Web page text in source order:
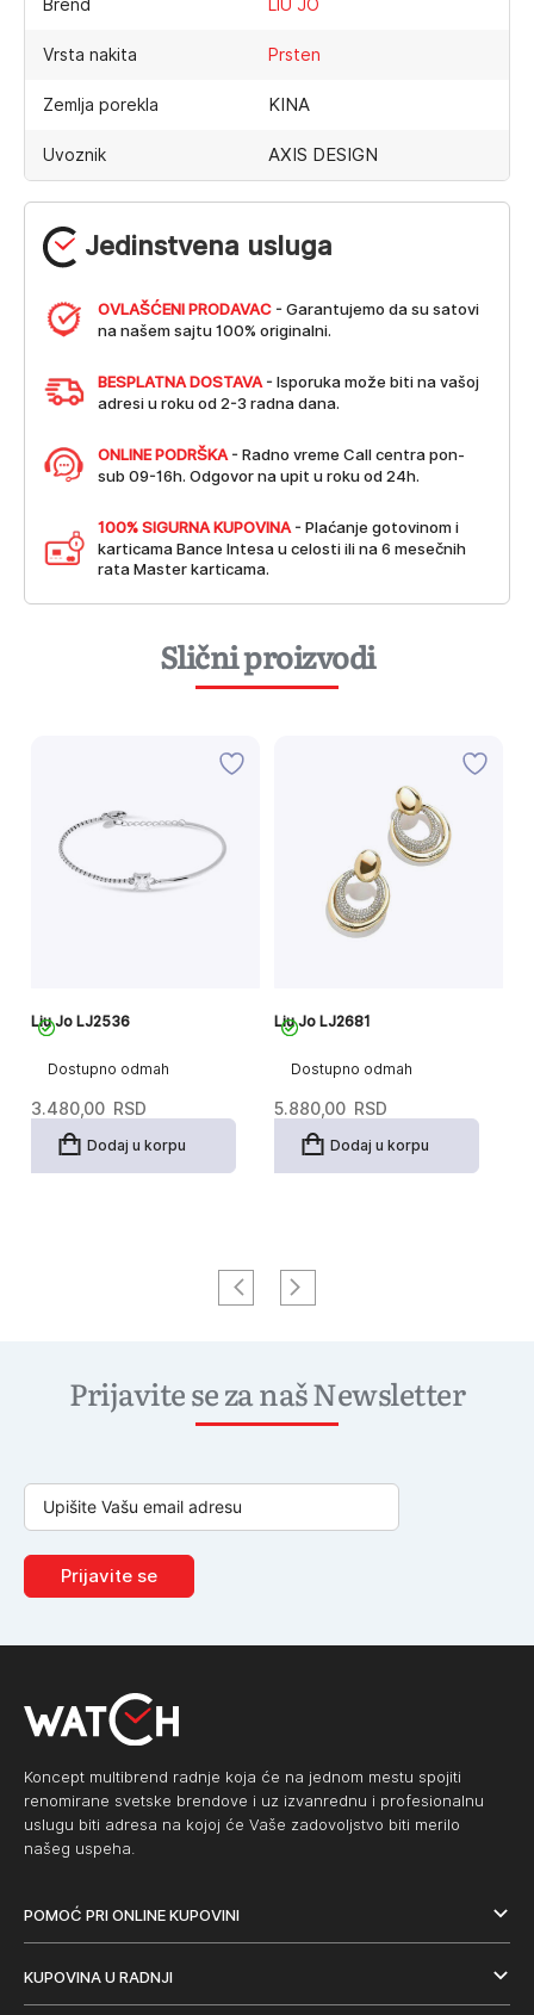
Jedinstvena usluga
OVLAŠĆENI PRODAVAC - Garantujemo da su satovi
na našem sajtu 100% originalni.
BESPLATNA DOSTAVA - Isporuka može biti na vašoj
adresi u roku od 2-3 radna dana.
ONLINE PODRŠKA - Radno vreme Call centra pon-
sub 09-16h. Odgovor na upit u roku od 24h.
100% SIGURNA KUPOVINA - Plaćanje gotovinom i
karticama Bance Intesa u celosti ili na 6 mesečnih
rata Master karticama.
Brend LIU JO
Vrsta nakita Prsten
Zemlja porekla KINA
Uvoznik AXIS DESIGN
Slični proizvodi
Dostupno odmah
Liu Jo LJ2536
3.480,00 RSD
Dodaj u korpu
Dostupno odmah
Liu Jo LJ2681
5.880,00 RSD
Dodaj u korpu
Prijavite se za naš Newsletter
Prijavite se
Koncept multibrend radnje koja će na jednom mestu spojiti
renomirane svetske brendove i uz izvanrednu i profesionalnu
uslugu biti adresa na kojoj će Vaše zadovoljstvo biti merilo
našeg uspeha.
POMOĆ PRI ONLINE KUPOVINI
KUPOVINA U RADNJI